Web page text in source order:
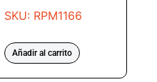
SKU: RPM1166
Añadir al carrito